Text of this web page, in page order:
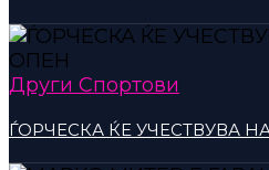
Други Спортови
ЃОРЧЕСКА ЌЕ УЧЕСТВУВА